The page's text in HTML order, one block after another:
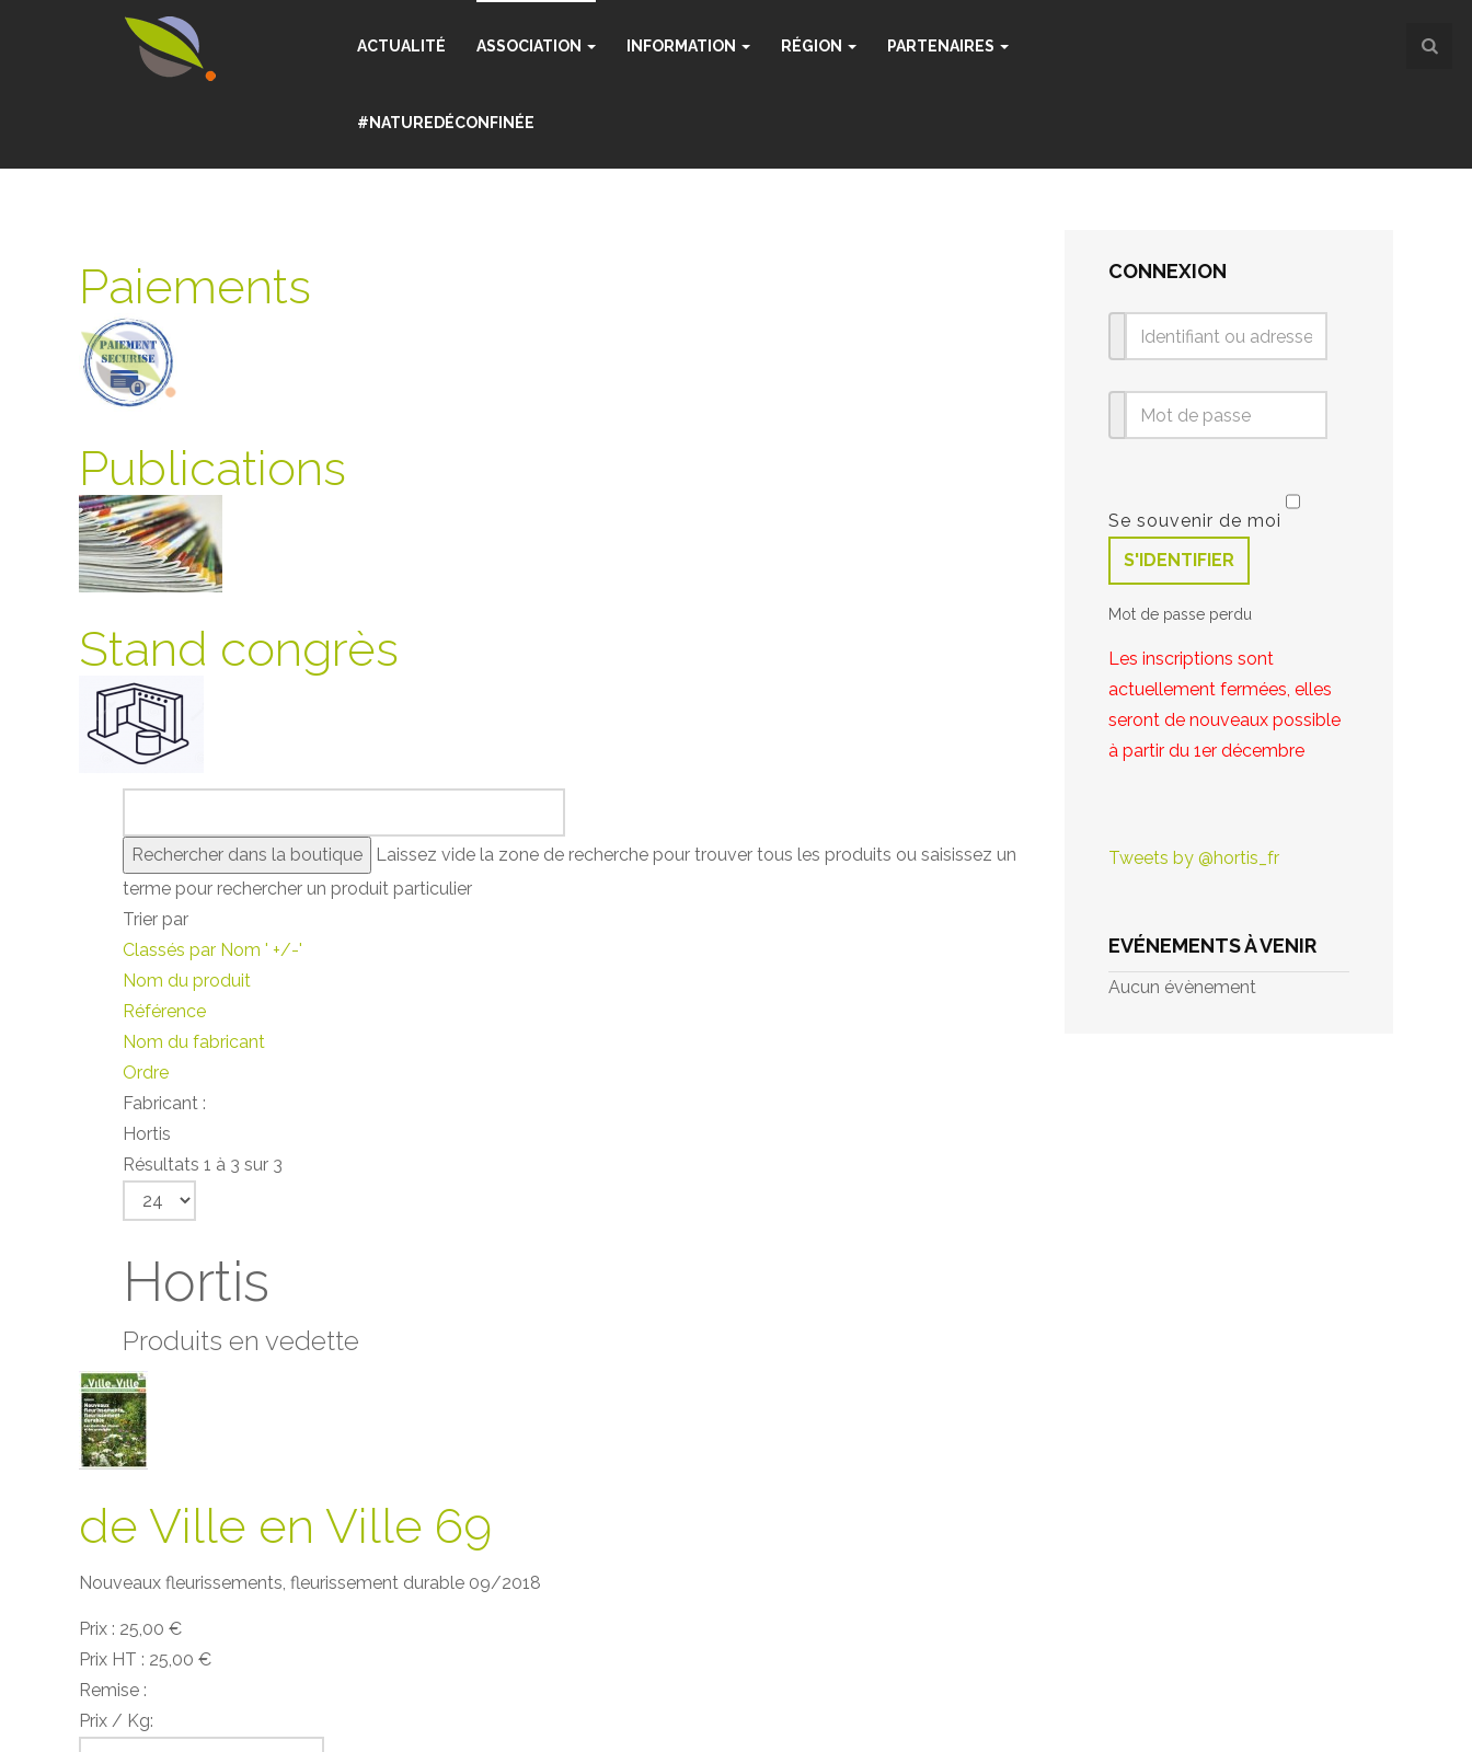
ACTUALITÉ ASSOCIATION INFORMATION RÉGION PARTENAIRES
#NATUREDÉCONFINÉE
Paiements
Publications
Stand congrès
Laissez vide la zone de recherche pour trouver tous les produits ou saisissez un
terme pour rechercher un produit particulier
Trier par
Classés par Nom ' +/-'
Nom du produit
Référence
Nom du fabricant
Ordre
Fabricant :
Hortis
Résultats 1 à 3 sur 3
Hortis
Produits en vedette
de Ville en Ville 69
Nouveaux fleurissements, fleurissement durable 09/2018
Prix : 25,00 €
Prix HT : 25,00 €
Remise :
Prix / Kg:
CONNEXION
Se souvenir de moi
S'IDENTIFIER
Mot de passe perdu
Les inscriptions sont
actuellement fermées, elles
seront de nouveaux possible
à partir du 1er décembre
Tweets by @hortis_fr
EVÉNEMENTS À VENIR
Aucun évènement